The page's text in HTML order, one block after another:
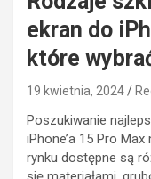
ekran do
które
19 kwietnia, 2024
Poszukiwanie
iPhone’a 15 Pro
rynku dostępne są